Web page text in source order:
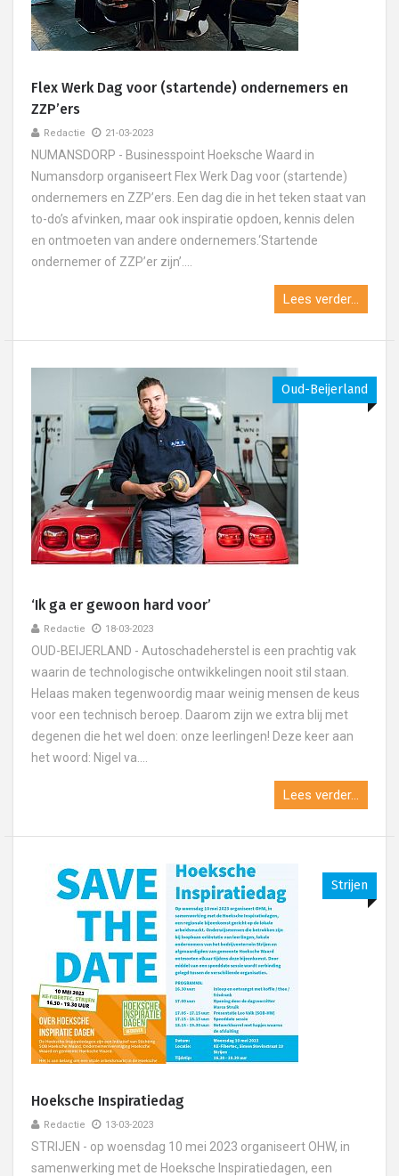
Flex Werk Dag voor (startende) ondernemers en
ZZP’ers
Redactie 21-03-2023
NUMANSDORP - Businesspoint Hoeksche Waard in
Numansdorp organiseert Flex Werk Dag voor (startende)
ondernemers en ZZP’ers. Een dag die in het teken staat van
to-do’s afvinken, maar ook inspiratie opdoen, kennis delen
en ontmoeten van andere ondernemers.‘Startende
ondernemer of ZZP’er zijn’....
Lees verder...
Oud-Beijerland
‘Ik ga er gewoon hard voor’
Redactie 18-03-2023
OUD-BEIJERLAND - Autoschadeherstel is een prachtig vak
waarin de technologische ontwikkelingen nooit stil staan.
Helaas maken tegenwoordig maar weinig mensen de keus
voor een technisch beroep. Daarom zijn we extra blij met
degenen die het wel doen: onze leerlingen! Deze keer aan
het woord: Nigel va....
Lees verder...
Strijen
Hoeksche Inspiratiedag
Redactie 13-03-2023
STRIJEN - op woensdag 10 mei 2023 organiseert OHW, in
samenwerking met de Hoeksche Inspiratiedagen, een